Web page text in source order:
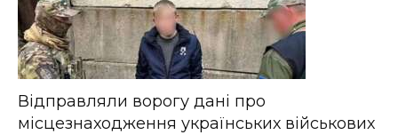
Відправляли ворогу дані про
місцезнаходження українських військових